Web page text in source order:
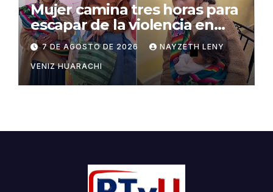
Mujer camina tres horas para
escapar de la violencia en
Potosí
7 DE AGOSTO DE 2026 NAYZETH LENY
VENIZ HUARACHI